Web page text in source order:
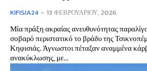
KIFISIA24 - 13 ΦΕΒΡΟΥΑΡΊΟΥ, 2026
Μία πράξη ακραίας ανευθυνότητας
σοβαρό περιστατικό το βράδυ της
Κηφισιάς. Άγνωστοι πέταξαν αναμμένα
ανακύκλωσης, με...